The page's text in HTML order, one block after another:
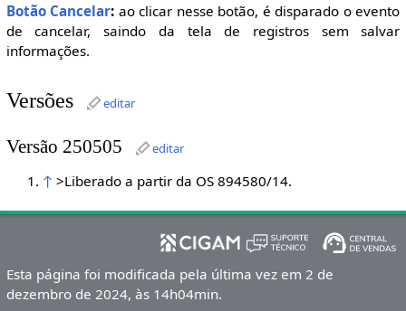
Botão Cancelar: ao clicar nesse botão, é disparado o evento
de cancelar, saindo da tela de registros sem salvar
informações.
Versões editar
Versão 250505 editar
↑ >Liberado a partir da OS 894580/14.
Esta página foi modificada pela última vez em 2 de
dezembro de 2024, às 14h04min.